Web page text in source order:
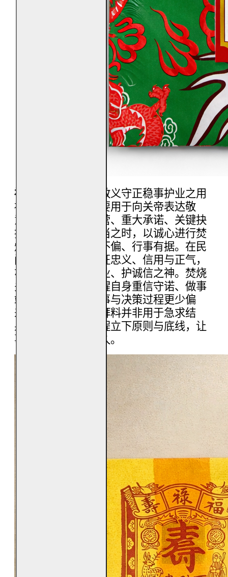
福海关帝拜料
用于敬义守正稳事护业之用
福海关帝拜料，主要用于向关帝表达敬
意，适合在事业经营、重大承诺、关键抉
择或希望行事更稳当之时，以诚心进行焚
烧使用，象征守正不偏、行事有据。在民
间信仰中，关帝象征忠义、信用与正气，
亦被视为护商、护业、护诚信之神。焚烧
关帝拜料，寓意提醒自身重信守诺、做事
端正，使事业、人事与决策过程更少偏
差、更易长久。此拜料并非用于急求结
果，而是为行事过程立下原则与底线，让
事情走得稳、走得久。